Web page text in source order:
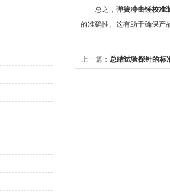
总之， 弹簧冲击锤校准
的准确性。这有助于确保产
上一篇： 总结试验探针的标